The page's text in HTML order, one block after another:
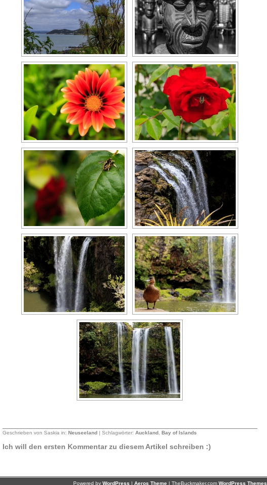
Geschrieben von Saskia in: Neuseeland| Schlagwörter: Auckland, Bay of Islands
Ich will den ersten Kommentar zu diesem Artikel schreiben :)
Powered by WordPress | Aeros Theme | TheBuckmaker.com WordPress Themes